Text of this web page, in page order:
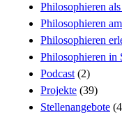
Philosophieren
Philosophieren
Philosophieren
Philosophieren in
Podcast (2)
Projekte (39)
Stellenangebote